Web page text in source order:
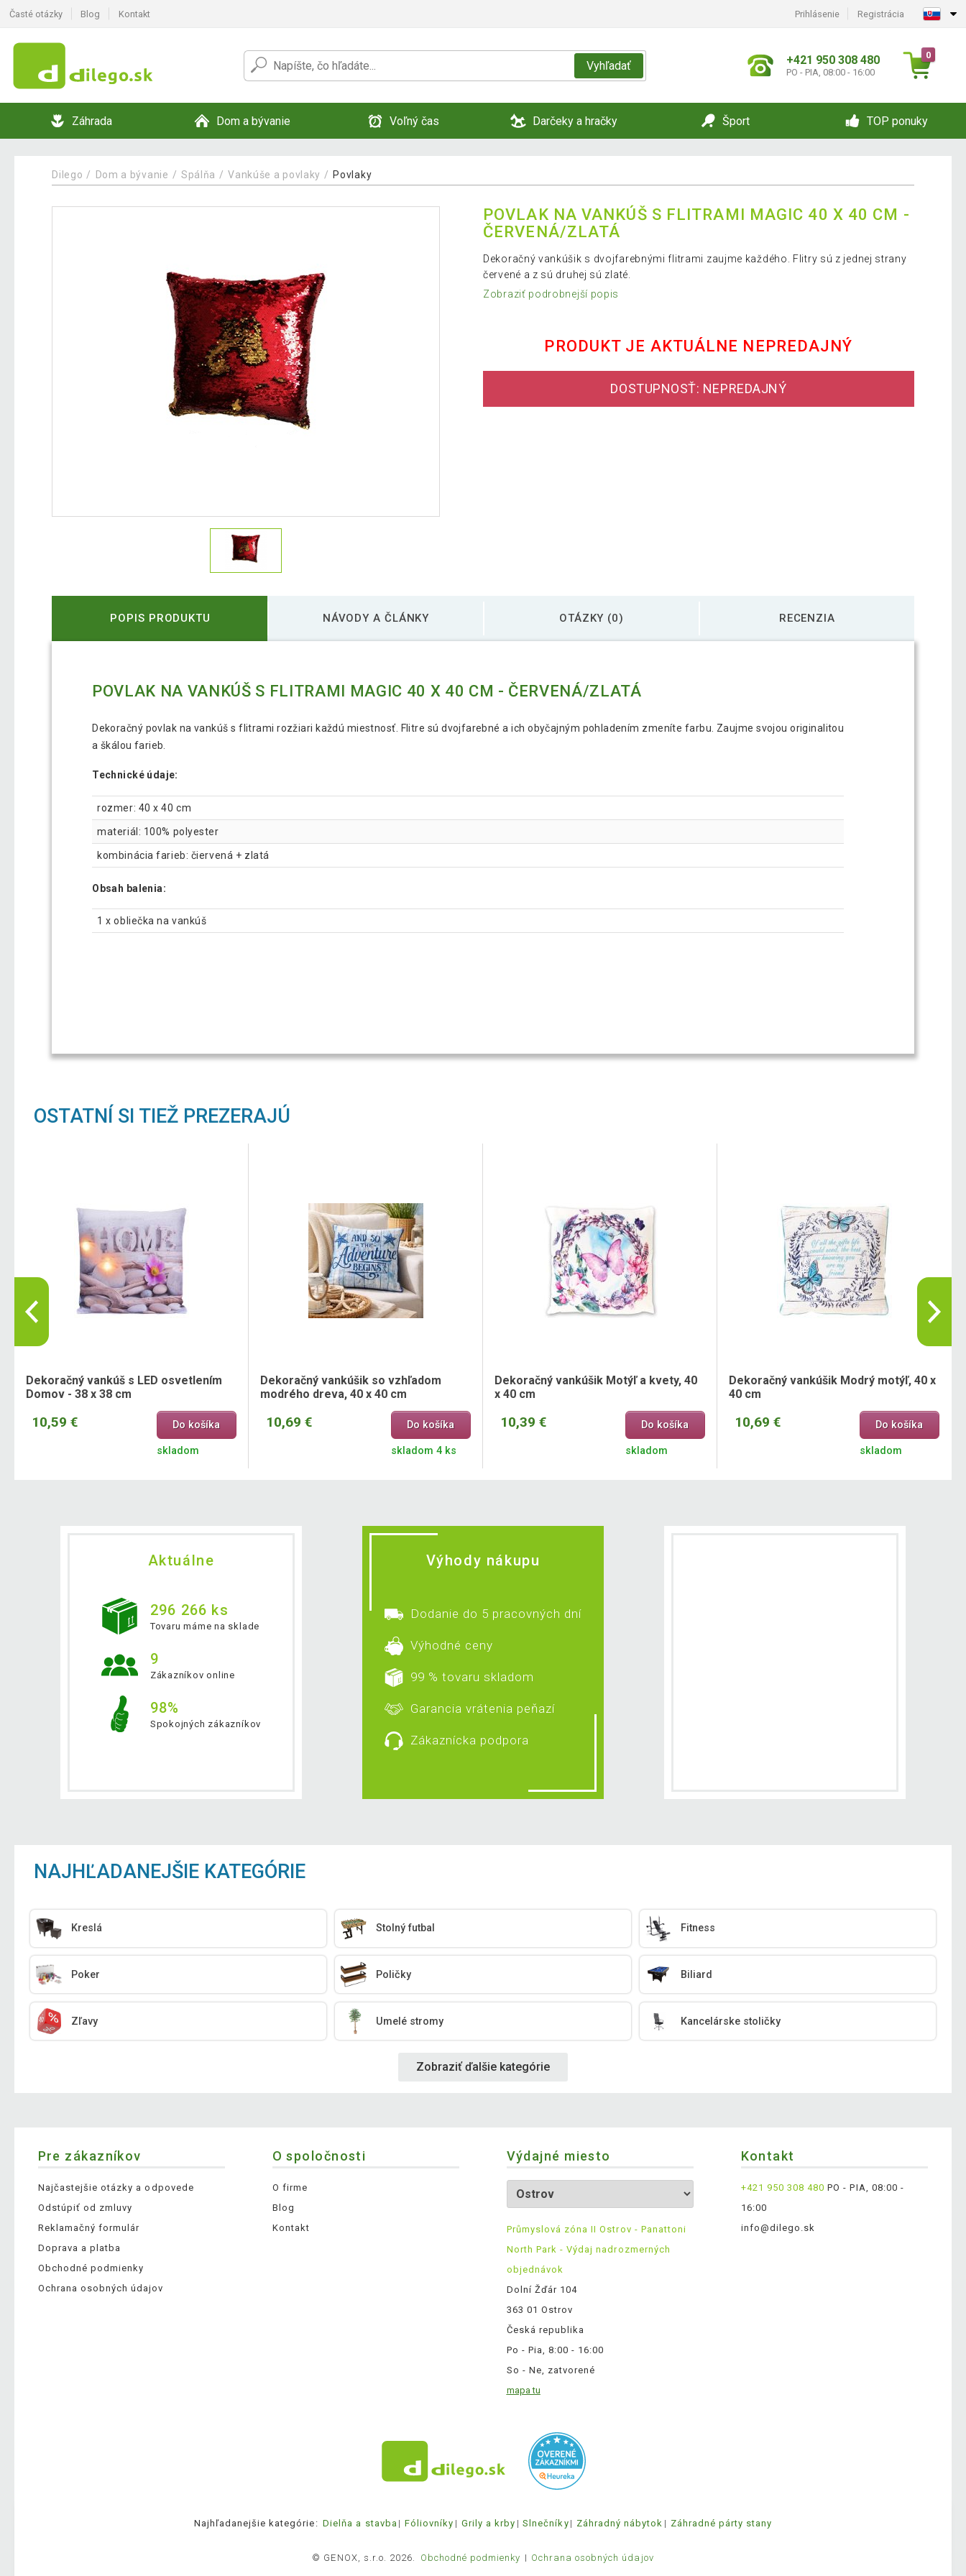
Časté otázky Blog Kontakt Prihlásenie Registrácia
Vyhľadať +421 950 308 480
PO - PIA, 08:00 - 16:00
0
Záhrada Dom a bývanie Voľný čas Darčeky a hračky Šport TOP ponuky
Dilego Dom a bývanie Spálňa Vankúše a povlaky Povlaky
POVLAK NA VANKÚŠ S FLITRAMI MAGIC 40 X 40 CM -
ČERVENÁ/ZLATÁ
Dekoračný vankúšik s dvojfarebnými flitrami zaujme každého. Flitry sú z jednej strany
červené a z sú druhej sú zlaté.
Zobraziť podrobnejší popis
PRODUKT JE AKTUÁLNE NEPREDAJNÝ
DOSTUPNOSŤ: NEPREDAJNÝ
POPIS PRODUKTU NÁVODY A ČLÁNKY OTÁZKY (0) RECENZIA
POVLAK NA VANKÚŠ S FLITRAMI MAGIC 40 X 40 CM - ČERVENÁ/ZLATÁ
Dekoračný povlak na vankúš s flitrami rozžiari každú miestnosť. Flitre sú dvojfarebné a ich obyčajným pohladením zmeníte farbu. Zaujme svojou originalitou
a škálou farieb.
Technické údaje:
rozmer: 40 x 40 cm
materiál: 100% polyester
kombinácia farieb: čiervená + zlatá
Obsah balenia:
1 x obliečka na vankúš
OSTATNÍ SI TIEŽ PREZERAJÚ
Dekoračný vankúš s LED osvetlením
Domov - 38 x 38 cm
10,59 € Do košíka
skladom
Dekoračný vankúšik so vzhľadom
modrého dreva, 40 x 40 cm
10,69 € Do košíka
skladom 4 ks
Dekoračný vankúšik Motýľ a kvety, 40
x 40 cm
10,39 € Do košíka
skladom
Dekoračný vankúšik Modrý motýľ, 40 x
40 cm
10,69 € Do košíka
skladom
Aktuálne
296 266 ks
Tovaru máme na sklade
9
Zákazníkov online
98%
Spokojných zákazníkov
Výhody nákupu
Dodanie do 5 pracovných dní
Výhodné ceny
99 % tovaru skladom
Garancia vrátenia peňazí
Zákaznícka podpora
NAJHĽADANEJŠIE KATEGÓRIE
Kreslá Stolný futbal Fitness
Poker Poličky Biliard
Zľavy Umelé stromy Kancelárske stoličky
Zobraziť ďalšie kategórie
Pre zákazníkov
Najčastejšie otázky a odpovede
Odstúpiť od zmluvy
Reklamačný formulár
Doprava a platba
Obchodné podmienky
Ochrana osobných údajov
O spoločnosti
O firme
Blog
Kontakt
Výdajné miesto
Průmyslová zóna II Ostrov - Panattoni
North Park - Výdaj nadrozmerných
objednávok
Dolní Žďár 104
363 01 Ostrov
Česká republika
Po - Pia, 8:00 - 16:00
So - Ne, zatvorené
mapa tu
Kontakt
+421 950 308 480 PO - PIA, 08:00 -
16:00
info@dilego.sk
Najhľadanejšie kategórie: Dielňa a stavba Fóliovníky Grily a krby Slnečníky Záhradný nábytok Záhradné párty stany
© GENOX, s.r.o. 2026. Obchodné podmienky Ochrana osobných údajov